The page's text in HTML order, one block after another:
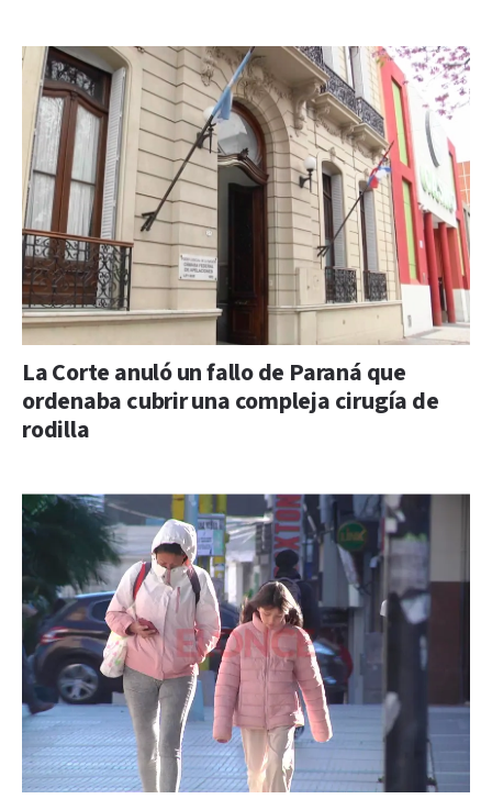
La Corte anuló un fallo de Paraná que
ordenaba cubrir una compleja cirugía de
rodilla